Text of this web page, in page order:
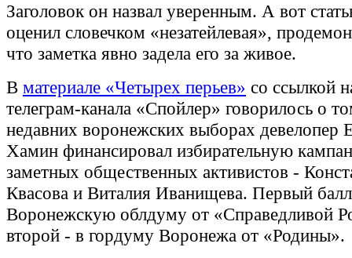
Заголовок он назвал уверенным. А вот
оценил словечком «незатейлевая»,
что заметка явно задела его за живое.
В материале «Четырех перьев» со ссылкой
телеграм-канала «Спойлер» говорилось о
недавних воронежских выборах девелопер
Хамин финансировал избирательную
заметных общественных активистов -
Квасова и Виталия Иванищева. Первый
Воронежскую облдуму от «Справедливой
второй - в гордуму Воронежа от «Родины».